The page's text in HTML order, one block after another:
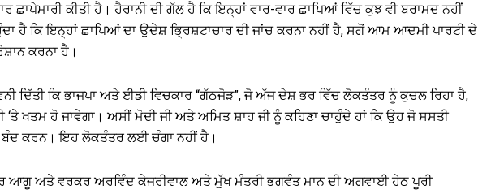
ਛਾਪੇਮਾਰੀ ਕੀਤੀ ਹੈ। ਹੈਰਾਨੀ ਦੀ ਗੱਲ ਹੈ ਕਿ ਇਨ੍ਹਾਂ ਵਾਰ-ਵਾਰ ਛਾਪਿਆਂ ਵਿੱਚ ਕੁਝ ਵੀ ਬਰਾਮਦ ਨਹੀਂ
ਕਿ ਇਨ੍ਹਾਂ ਛਾਪਿਆਂ ਦਾ ਉਦੇਸ਼ ਭ੍ਰਿਸ਼ਟਾਚਾਰ ਦੀ ਜਾਂਚ ਕਰਨਾ ਨਹੀਂ ਹੈ, ਸਗੋਂ ਆਮ ਆਦਮੀ ਪਾਰਟੀ ਦੇ
ਕਰਨਾ ਹੈ।
ਦਿੱਤੀ ਕਿ ਭਾਜਪਾ ਅਤੇ ਈਡੀ ਵਿਚਕਾਰ “ਗੱਠਜੋੜ”, ਜੋ ਅੱਜ ਦੇਸ਼ ਭਰ ਵਿੱਚ ਲੋਕਤੰਤਰ ਨੂੰ ਕੁਚਲ ਰਿਹਾ ਹੈ,
‘ਤੇ ਖਤਮ ਹੋ ਜਾਵੇਗਾ। ਅਸੀਂ ਮੋਦੀ ਜੀ ਅਤੇ ਅਮਿਤ ਸ਼ਾਹ ਜੀ ਨੂੰ ਕਹਿਣਾ ਚਾਹੁੰਦੇ ਹਾਂ ਕਿ ਉਹ ਜੋ ਸਸਤੀ
ਬੰਦ ਕਰਨ। ਇਹ ਲੋਕਤੰਤਰ ਲਈ ਚੰਗਾ ਨਹੀਂ ਹੈ।
ਹਰ ਆਗੂ ਅਤੇ ਵਰਕਰ ਅਰਵਿੰਦ ਕੇਜਰੀਵਾਲ ਅਤੇ ਮੁੱਖ ਮੰਤਰੀ ਭਗਵੰਤ ਮਾਨ ਦੀ ਅਗਵਾਈ ਹੇਠ ਪੂਰੀ